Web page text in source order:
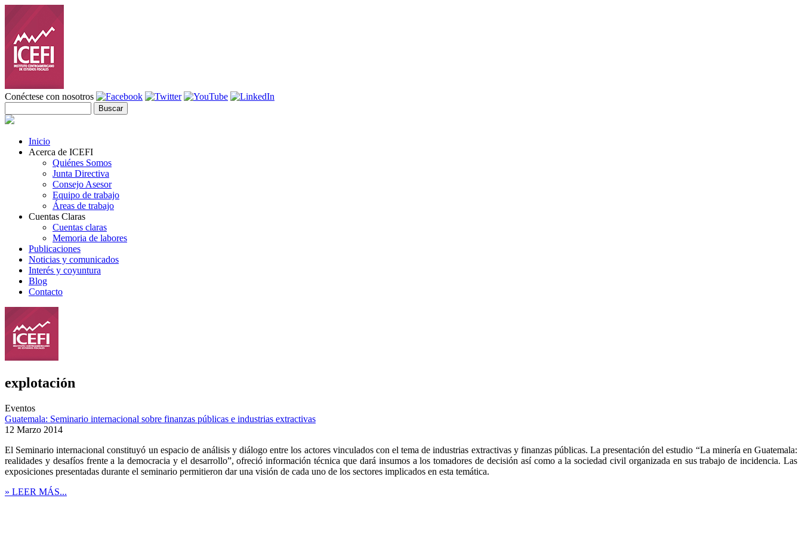
Pasar al contenido principal
Conéctese con nosotros
Formulario de búsqueda
Inicio
Acerca de ICEFI
Quiénes Somos
Junta Directiva
Consejo Asesor
Equipo de trabajo
Áreas de trabajo
Cuentas Claras
Cuentas claras
Memoria de labores
Publicaciones
Noticias y comunicados
Interés y coyuntura
Blog
Contacto
explotación
Eventos
Guatemala: Seminario internacional sobre finanzas públicas e industrias extractivas
12 Marzo 2014
El Seminario internacional constituyó un espacio de análisis y diálogo entre los actores vinculados con el tema de industrias extractivas y finanzas públicas. La presentación del estudio “La minería en Guatemala:
realidades y desafíos frente a la democracia y el desarrollo”, ofreció información técnica que dará insumos a los tomadores de decisión así como a la sociedad civil organizada en sus trabajo de incidencia. Las
exposiciones presentadas durante el seminario permitieron dar una visión de cada uno de los sectores implicados en esta temática.
» LEER MÁS...